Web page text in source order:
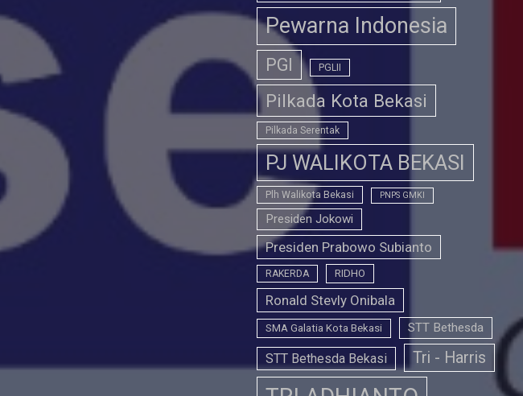
Pewarna Indonesia
PGI PGLII
Pilkada Kota Bekasi
Pilkada Serentak
PJ WALIKOTA BEKASI
Plh Walikota Bekasi PNPS GMKI
Presiden Jokowi
Presiden Prabowo Subianto
RAKERDA RIDHO
Ronald Stevly Onibala
SMA Galatia Kota Bekasi STT Bethesda
STT Bethesda Bekasi Tri - Harris